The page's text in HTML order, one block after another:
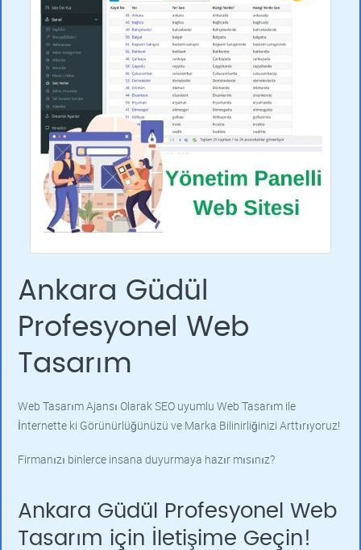
Ankara Güdül
Profesyonel Web
Tasarım
Web Tasarım Ajansı Olarak SEO uyumlu Web Tasarım ile
İnternette ki Görünürlüğünüzü ve Marka Bilinirliğinizi Arttırıyoruz!
Firmanızı binlerce insana duyurmaya hazır mısınız?
Ankara Güdül Profesyonel Web
Tasarım için İletişime Geçin!